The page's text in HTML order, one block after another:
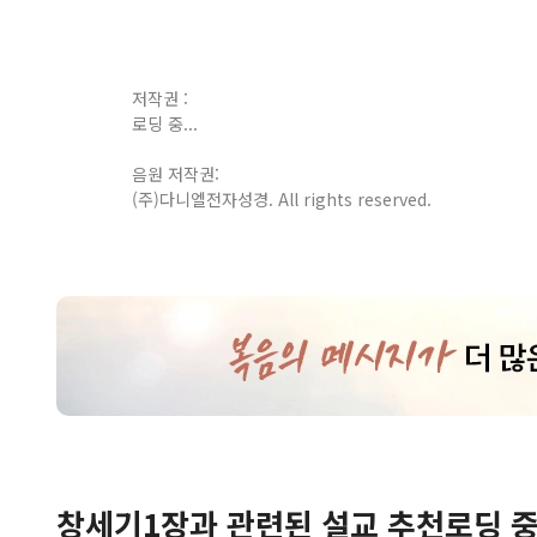
저작권 :
로딩 중...
음원 저작권:
(주)다니엘전자성경. All rights reserved.
창세기1장과 관련된 설교 추천로딩